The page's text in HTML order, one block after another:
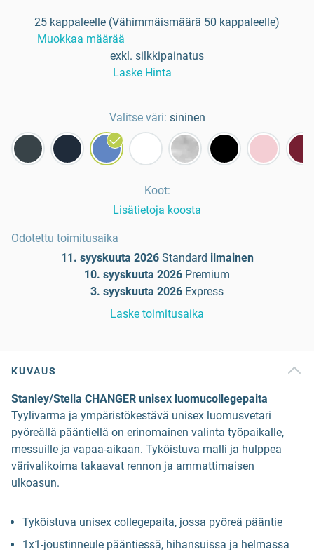
25 kappaleelle (Vähimmäismäärä 50 kappaleelle)
Muokkaa määrää
exkl. silkkipainatus
Laske Hinta
Valitse väri: sininen
Koot:
Lisätietoja koosta
Odotettu toimitusaika
11. syyskuuta 2026 Standard ilmainen
10. syyskuuta 2026 Premium
3. syyskuuta 2026 Express
Laske toimitusaika
KUVAUS
Stanley/Stella CHANGER unisex luomucollegepaita
Tyylivarma ja ympäristökestävä unisex luomusvetari
pyöreällä pääntiellä on erinomainen valinta työpaikalle,
messuille ja vapaa-aikaan. Tyköistuva malli ja hulppea
värivalikoima takaavat rennon ja ammattimaisen
ulkoasun.
Tyköistuva unisex collegepaita, jossa pyöreä pääntie
1x1-joustinneule pääntiessä, hihansuissa ja helmassa